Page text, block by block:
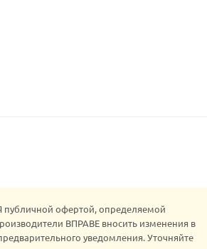
офертой, определяемой
ВПРАВЕ вносить изменения в
уведомления. Уточняйте